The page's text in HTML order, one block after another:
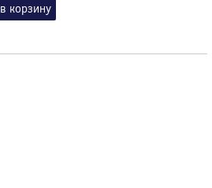
в корзину